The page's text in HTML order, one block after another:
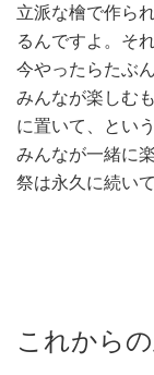
立派な檜で作ら
るんですよ。そ
今やったらたぶ
みんなが楽しむ
に置いて、とい
みんなが一緒に
祭は永久に続い
これから